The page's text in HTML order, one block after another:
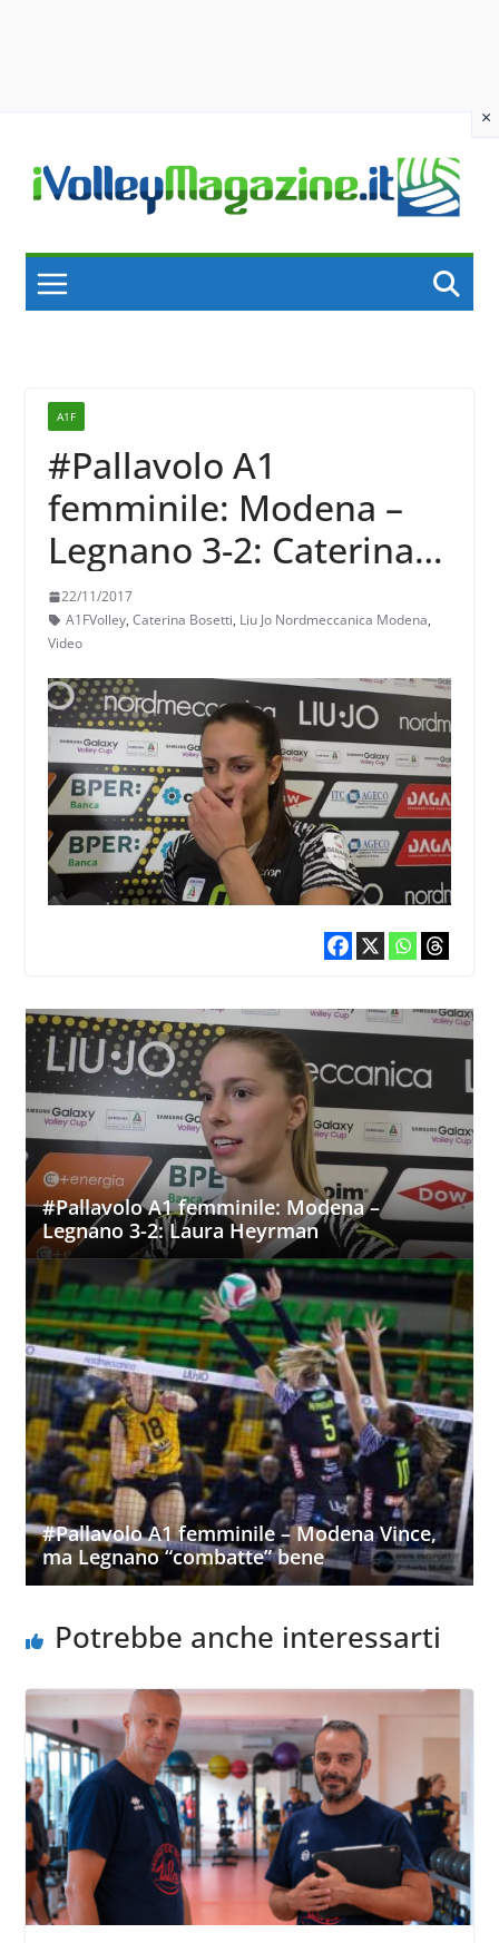
×
content
A1F
#Pallavolo A1
femminile: Modena –
Legnano 3-2: Caterina
Bosetti
22/11/2017
A1FVolley, Caterina Bosetti, Liu Jo Nordmeccanica Modena,
Video
#Pallavolo A1 femminile: Modena –
Legnano 3-2: Laura Heyrman
#Pallavolo A1 femminile – Modena Vince,
ma Legnano “combatte” bene
Potrebbe anche interessarti